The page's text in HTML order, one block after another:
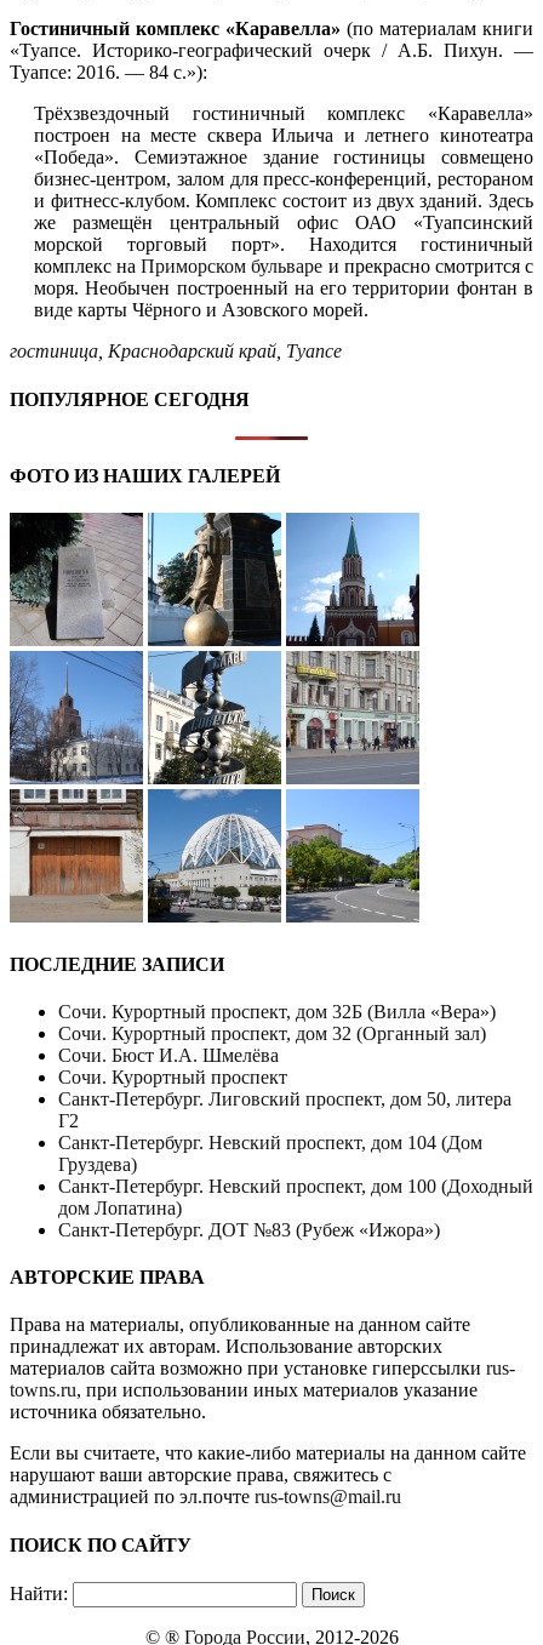
Гостиничный комплекс «Каравелла» (по материалам книги
«Туапсе. Историко-географический очерк / А.Б. Пихун. —
Туапсе: 2016. — 84 с.»):
Трёхзвездочный гостиничный комплекс «Каравелла»
построен на месте сквера Ильича и летнего кинотеатра
«Победа». Семиэтажное здание гостиницы совмещено
бизнес-центром, залом для пресс-конференций, рестораном
и фитнесс-клубом. Комплекс состоит из двух зданий. Здесь
же размещён центральный офис ОАО «Туапсинский
морской торговый порт». Находится гостиничный
комплекс наПриморском бульваре и прекрасно смотрится с
моря. Необычен построенный на его территории фонтан в
виде карты Чёрного и Азовского морей.
гостиница Краснодарский край Туапсе
ПОПУЛЯРНОЕ СЕГОДНЯ
ФОТО ИЗ НАШИХ ГАЛЕРЕЙ
ПОСЛЕДНИЕ ЗАПИСИ
Сочи. Курортный проспект, дом 32Б (Вилла «Вера»)
Сочи. Курортный проспект, дом 32 (Органный зал)
Сочи. Бюст И.А. Шмелёва
Сочи. Курортный проспект
Санкт-Петербург. Лиговский проспект, дом 50, литера
Г2
Санкт-Петербург. Невский проспект, дом 104 (Дом
Груздева)
Санкт-Петербург. Невский проспект, дом 100 (Доходный
дом Лопатина)
Санкт-Петербург. ДОТ №83 (Рубеж «Ижора»)
АВТОРСКИЕ ПРАВА
Права на материалы, опубликованные на данном сайте
принадлежат их авторам. Использование авторских
материалов сайта возможно при установке гиперссылки rus-
towns.ru, при использовании иных материалов указание
источника обязательно.
Если вы считаете, что какие-либо материалы на данном сайте
нарушают ваши авторские права, свяжитесь с
администрацией по эл.почте rus-towns@mail.ru
ПОИСК ПО САЙТУ
Найти:
© ® Города России, 2012-2026